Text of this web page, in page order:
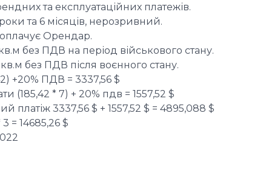
та експлуатаційних платежів.
та 6 місяців, нерозривний.
оплачує Орендар.
без ПДВ на період військового стану.
без ПДВ після воєнного стану.
+20% ПДВ = 3337,56 $
(185,42 * 7) + 20% пдв = 1557,52 $
платіж 3337,56 $ + 1557,52 $ = 4895,088 $
= 14685,26 $